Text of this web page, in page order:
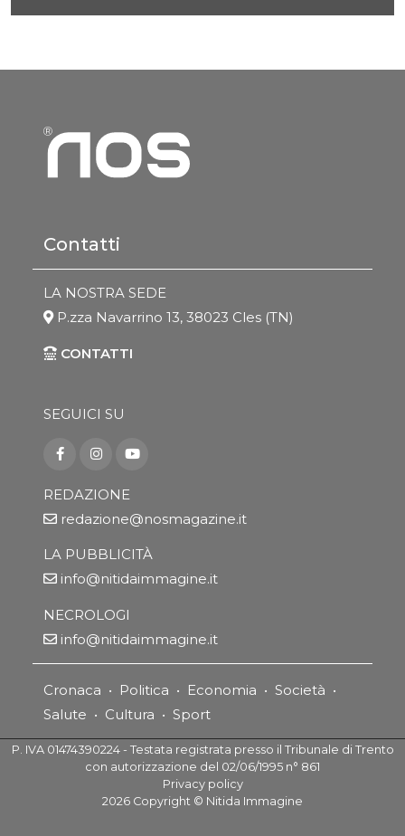
Contatti
LA NOSTRA SEDE
P.zza Navarrino 13, 38023 Cles (TN)
CONTATTI
SEGUICI SU
REDAZIONE
redazione@nosmagazine.it
LA PUBBLICITÀ
info@nitidaimmagine.it
NECROLOGI
info@nitidaimmagine.it
Cronaca • Politica • Economia • Società •
Salute • Cultura • Sport
P. IVA 01474390224 - Testata registrata presso il Tribunale di Trento
con autorizzazione del 02/06/1995 n° 861
Privacy policy
2026 Copyright © Nitida Immagine